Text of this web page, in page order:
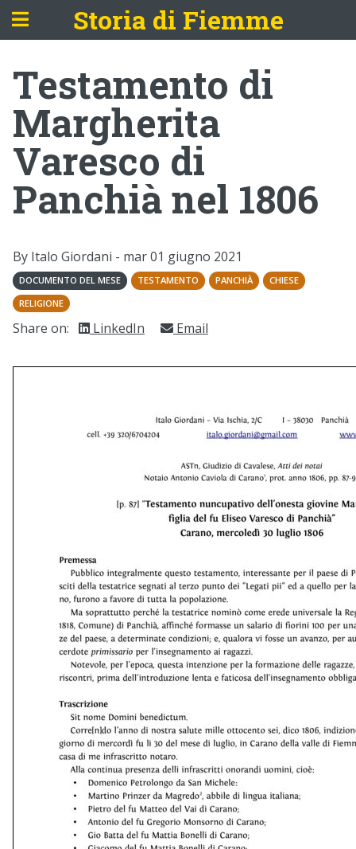
Storia di Fiemme
Testamento di
Margherita
Varesco di
Panchià nel 1806
By Italo Giordani - mar 01 giugno 2021
DOCUMENTO DEL MESE TESTAMENTO PANCHIÀ
CHIESE
RELIGIONE
Share on: LinkedIn Email